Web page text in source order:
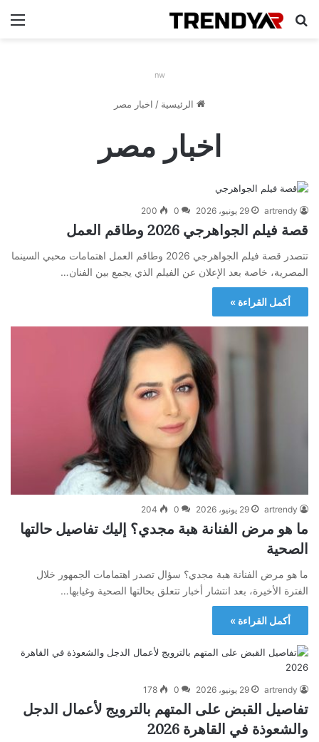
بحث عن
nw
الرئيسية / اخبار مصر
اخبار مصر
artrendy 29 يونيو، 2026 0
200
قصة فيلم الجواهرجي 2026 وطاقم العمل
تتصدر قصة فيلم الجواهرجي 2026 وطاقم العمل اهتمامات محبي السينما
المصرية، خاصة بعد الإعلان عن الفيلم الذي يجمع بين الفنان…
أكمل القراءة »
artrendy 29 يونيو، 2026 0
204
ما هو مرض الفنانة هبة مجدي؟ إليك تفاصيل حالتها
الصحية
ما هو مرض الفنانة هبة مجدي؟ سؤال تصدر اهتمامات الجمهور خلال
الفترة الأخيرة، بعد انتشار أخبار تتعلق بحالتها الصحية وغيابها…
أكمل القراءة »
artrendy 29 يونيو، 2026 0
178
تفاصيل القبض على المتهم بالترويج لأعمال الدجل
والشعوذة في القاهرة 2026